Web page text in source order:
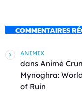
COMMENTAIRES
ANIMIX
dans Animé
Mynoghra:
of Ruin